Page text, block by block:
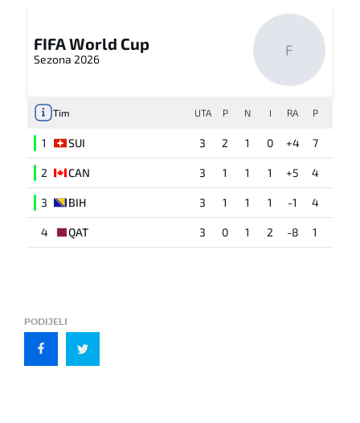
FIFA World Cup
Sezona 2026 F
Tim UTA P N I RA P
1 SUI 3 2 1 0 +4 7
2 CAN 3 1 1 1 +5 4
3 BIH 3 1 1 1 -1 4
4 QAT 3 0 1 2 -8 1
PODIJELI